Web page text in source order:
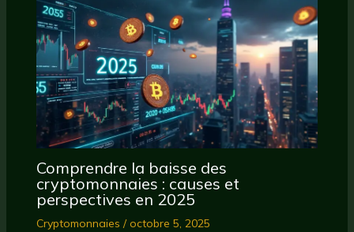
Comprendre la baisse des
cryptomonnaies : causes et
perspectives en 2025
Cryptomonnaies /octobre 5, 2025